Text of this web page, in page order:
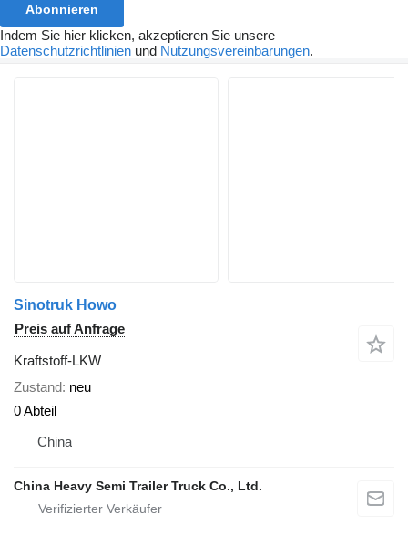
Abonnieren
Indem Sie hier klicken, akzeptieren Sie unsere
Datenschutzrichtlinien und Nutzungsvereinbarungen.
Sinotruk Howo
Preis auf Anfrage
Kraftstoff-LKW
Zustand neu
0 Abteil
China
China Heavy Semi Trailer Truck Co., Ltd.